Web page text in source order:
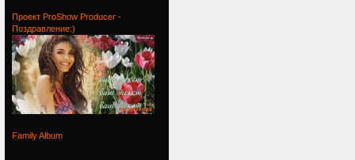
Проект ProShow Producer -
Поздравление:)
Family Album